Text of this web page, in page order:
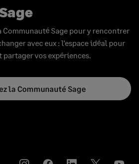
Communauté Sage pour y rencontrer
avec eux : l’espace idéal pour
partager vos expériences.
la Communauté Sage